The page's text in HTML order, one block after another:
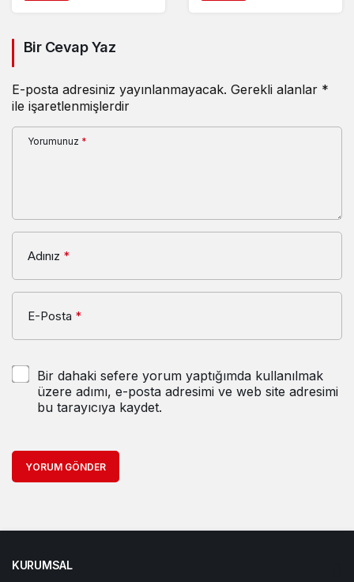
Bir Cevap Yaz
E-posta adresiniz yayınlanmayacak. Gerekli alanlar *
ile işaretlenmişlerdir
Yorumunuz *
Adınız *
E-Posta *
Bir dahaki sefere yorum yaptığımda kullanılmak
üzere adımı, e-posta adresimi ve web site adresimi
bu tarayıcıya kaydet.
YORUM GÖNDER
KURUMSAL